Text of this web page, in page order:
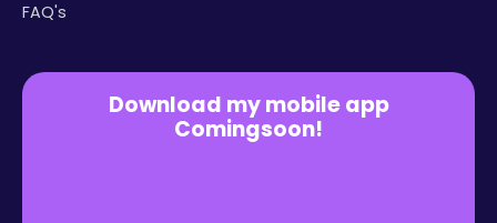
FAQ's
Download my mobile app
Comingsoon!